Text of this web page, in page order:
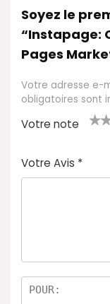
Soyez le
“Instapage:
Pages
Votre adresse e-
obligatoires sont
Votre note
t
ur
s
5
Votre Avis *